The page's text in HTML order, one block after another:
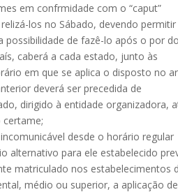
em confrmidade com o “caput”
los no Sábado, devendo
de fazê-lo após o por
caberá a cada estado, junto às
em que se aplica o disposto no
deverá ser precedida de
dirigido à entidade organizadora,
desde o horário regular
alternativo para ele estabelecido
matriculado nos estabelecimentos
médio ou superior, a aplicação